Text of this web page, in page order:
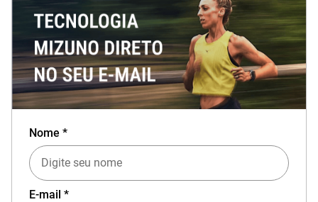
Nome *
E-mail *